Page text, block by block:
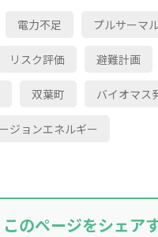
電力不足 プルサーマ
リスク評価 避難計画
双葉町 バイオマス
ジョンエネルギー
このページをシェア